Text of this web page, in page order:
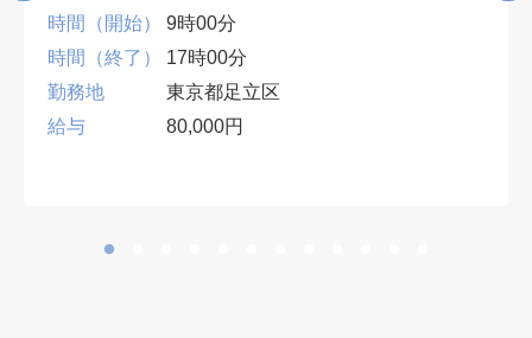
時間（開始）
9時00分
時間（終了）
17時00分
勤務地
東京都足立区
給与
80,000円